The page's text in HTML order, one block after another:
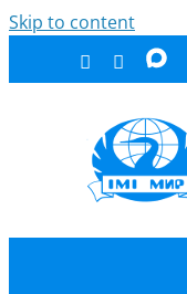
Skip to content